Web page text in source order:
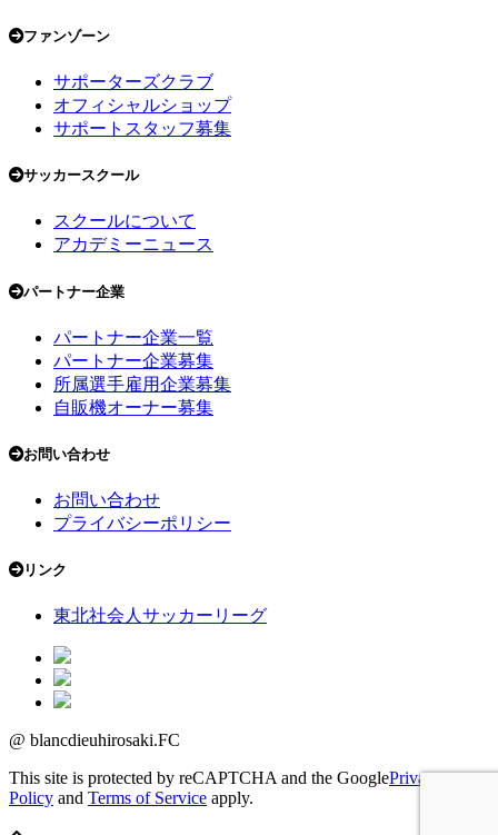
ファンゾーン
サポーターズクラブ
オフィシャルショップ
サポートスタッフ募集
サッカースクール
スクールについて
アカデミーニュース
パートナー企業
パートナー企業一覧
パートナー企業募集
所属選手雇用企業募集
自販機オーナー募集
お問い合わせ
お問い合わせ
プライバシーポリシー
リンク
東北社会人サッカーリーグ
@ blancdieuhirosaki.FC
This site is protected by reCAPTCHA and the GooglePrivacy
Policy and Terms of Service apply.